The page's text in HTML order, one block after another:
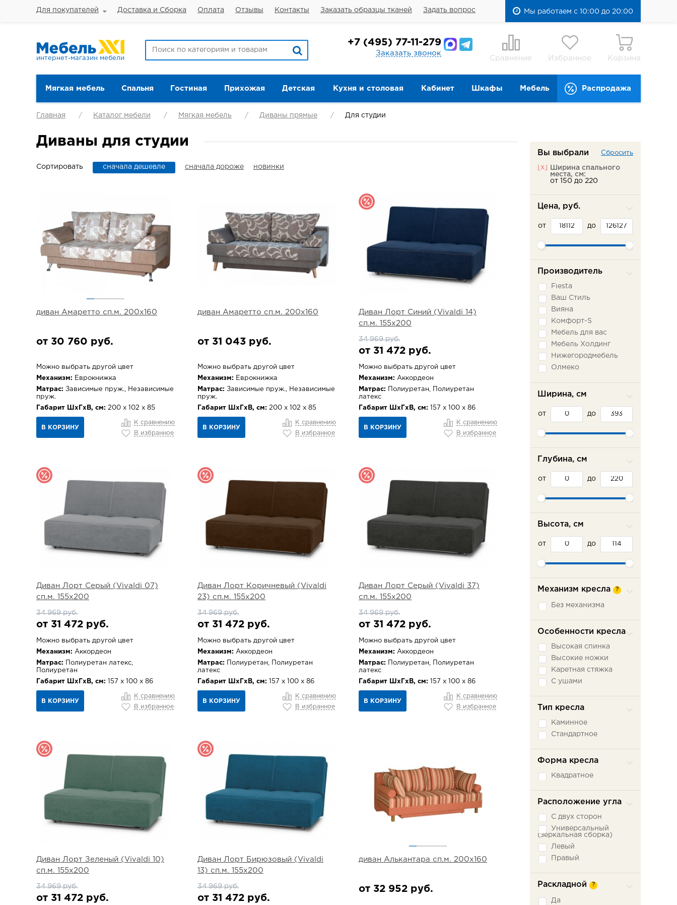
Для покупателей Доставка и Сборка Оплата Отзывы Контакты Заказать образцы тканей Задать вопрос Мы работаем с 10:00 до 20:00
интернет-магазин мебели
+7 (495) 77-11-279
Заказать звонок
Сравнение Избранное Корзина
Мягкая мебель Спальня Гостиная Прихожая Детская Кухня и столовая Кабинет Шкафы Мебель Распродажа
Главная Каталог мебели Мягкая мебель Диваны прямые Для студии
Диваны для студии
Сортировать сначала дешевле сначала дороже новинки
диван Амаретто сп.м. 200х160
от 30 760 руб.
Можно выбрать другой цвет
Механизм: Еврокнижка
Матрас: Зависимые пруж., Независимые
пруж.
Габарит ШхГхВ, см: 200 х 102 х 85
В КОРЗИНУ
К сравнению
В избранное
диван Амаретто сп.м. 200х160
от 31 043 руб.
Можно выбрать другой цвет
Механизм: Еврокнижка
Матрас: Зависимые пруж., Независимые
пруж.
Габарит ШхГхВ, см: 200 х 102 х 85
В КОРЗИНУ
К сравнению
В избранное
Диван Лорт Синий (Vivaldi 14)
сп.м. 155х200
34 969 руб.
от 31 472 руб.
Можно выбрать другой цвет
Механизм: Аккордеон
Матрас: Полиуретан, Полиуретан
латекс
Габарит ШхГхВ, см: 157 х 100 х 86
В КОРЗИНУ
К сравнению
В избранное
Диван Лорт Серый (Vivaldi 07)
сп.м. 155х200
34 969 руб.
от 31 472 руб.
Можно выбрать другой цвет
Механизм: Аккордеон
Матрас: Полиуретан латекс,
Полиуретан
Габарит ШхГхВ, см: 157 х 100 х 86
В КОРЗИНУ
К сравнению
В избранное
Диван Лорт Коричневый (Vivaldi
23) сп.м. 155х200
34 969 руб.
от 31 472 руб.
Можно выбрать другой цвет
Механизм: Аккордеон
Матрас: Полиуретан, Полиуретан
латекс
Габарит ШхГхВ, см: 157 х 100 х 86
В КОРЗИНУ
К сравнению
В избранное
Диван Лорт Серый (Vivaldi 37)
сп.м. 155х200
34 969 руб.
от 31 472 руб.
Можно выбрать другой цвет
Механизм: Аккордеон
Матрас: Полиуретан, Полиуретан
латекс
Габарит ШхГхВ, см: 157 х 100 х 86
В КОРЗИНУ
К сравнению
В избранное
Диван Лорт Зеленый (Vivaldi 10)
сп.м. 155х200
34 969 руб.
от 31 472 руб.
Диван Лорт Бирюзовый (Vivaldi
13) сп.м. 155х200
34 969 руб.
от 31 472 руб.
диван Алькантара сп.м. 200х160
от 32 952 руб.
Вы выбрали Сбросить
[x]
Ширина спального
места, см:
от 150 до 220
Цена, руб.
от до
Производитель
Fiesta
Ваш Стиль
Вияна
Комфорт-S
Мебель для вас
Мебель Холдинг
Нижегородмебель
Олмеко
Фламинго
Ширина, см
от до
Глубина, см
от до
Высота, см
от до
Механизм кресла ?
Без механизма
Особенности кресла
Высокая спинка
Высокие ножки
Каретная стяжка
С ушами
Тип кресла
Каминное
Стандартное
Форма кресла
Квадратное
Расположение угла
С двух сторон
Универсальный
(зеркальная сборка)
Левый
Правый
Раскладной ?
Да